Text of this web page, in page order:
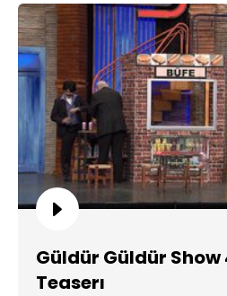
Güldür Güldür Show
Teaserı